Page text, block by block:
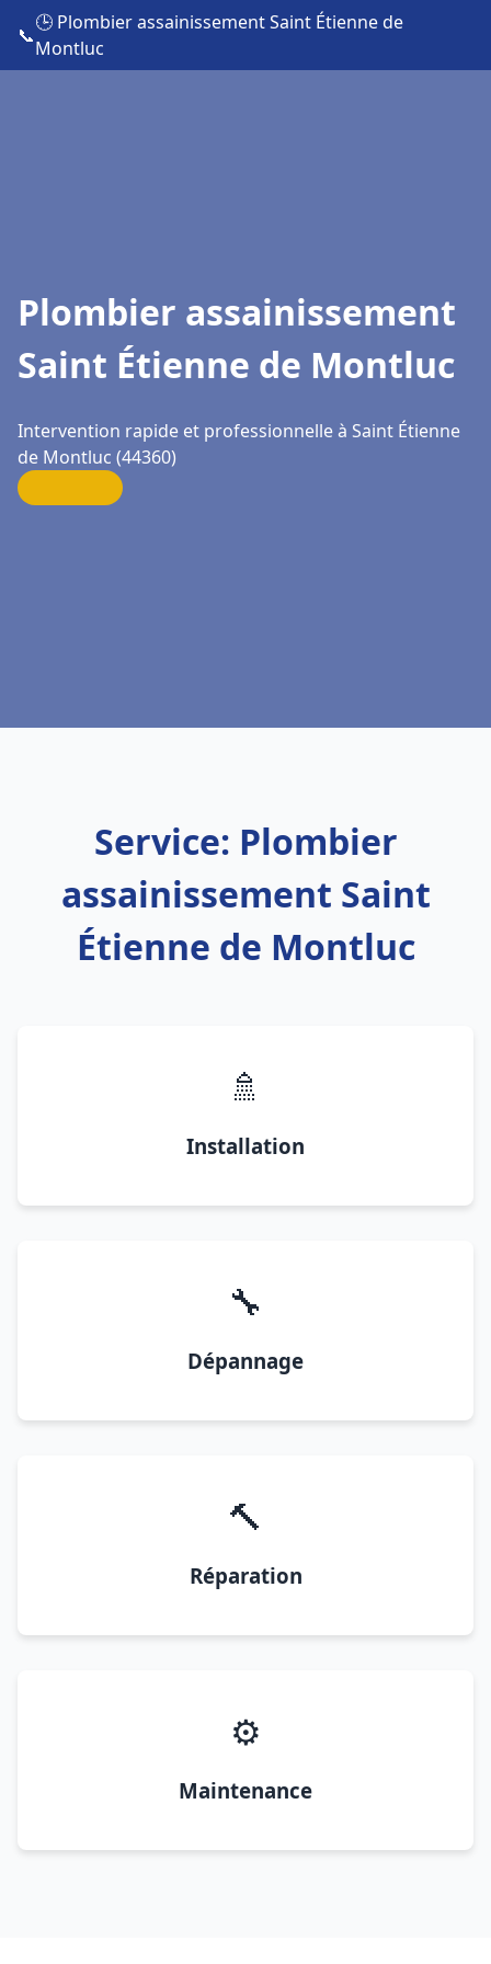
📞
🕒 Plombier assainissement Saint Étienne de
Montluc
Plombier assainissement
Saint Étienne de Montluc
Intervention rapide et professionnelle à Saint Étienne
de Montluc (44360)
Service: Plombier
assainissement Saint
Étienne de Montluc
🚿
Installation
🔧
Dépannage
🔨
Réparation
⚙️
Maintenance